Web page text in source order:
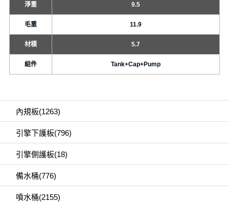
淨重 9.5
毛重 11.9
材積 5.7
組件 Tank+Cap+Pump
內規板(1263)
引擎下護板(796)
引擎側護板(18)
備水桶(776)
噴水桶(2155)